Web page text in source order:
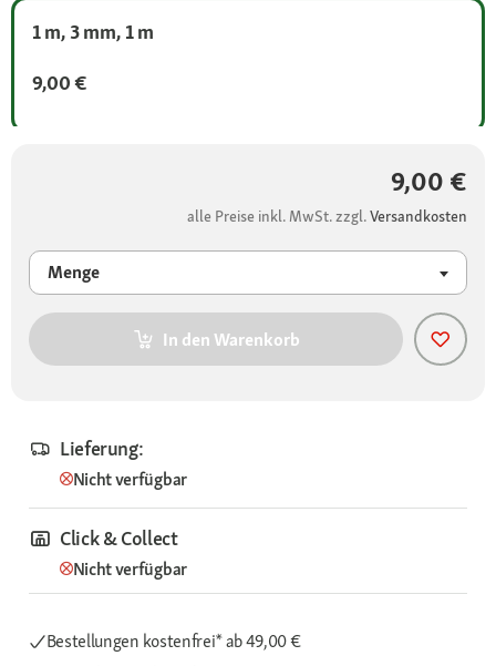
1 m, 3 mm, 1 m
9,00 €
9,00 €
alle Preise inkl. MwSt. zzgl.Versandkosten
Menge
In den Warenkorb
Lieferung:
Nicht verfügbar
Click & Collect
Nicht verfügbar
Bestellungen kostenfrei*ab 49,00 €